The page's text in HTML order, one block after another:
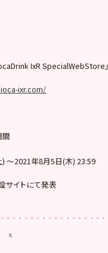
IxR SpecialWebStore」
ixr.com/
間
〜2021年8月5日(木) 23:59
イトにて発表